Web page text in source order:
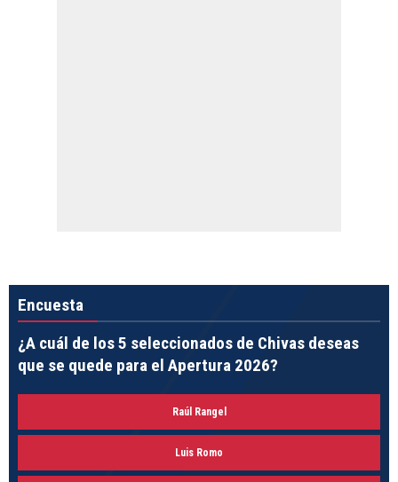
Encuesta
¿A cuál de los 5 seleccionados de Chivas deseas
que se quede para el Apertura 2026?
Raúl Rangel
Luis Romo